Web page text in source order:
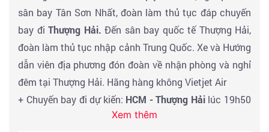
sân bay Tân Sơn Nhất, đoàn làm thủ tục đáp chuyến
bay đi Thượng Hải. Đến sân bay quốc tế Thượng Hải,
đoàn làm thủ tục nhập cảnh Trung Quốc. Xe và Hướng
dẫn viên địa phương đón đoàn về nhận phòng và nghỉ
đêm tại Thượng Hải. Hãng hàng không Vietjet Air
+ Chuyến bay đi dự kiến: HCM - Thượng Hảilúc 19h50
Xem thêm